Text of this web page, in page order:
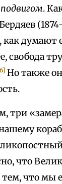
подвигом.
как думают
свобода
Но также
три
что
тем, что мы